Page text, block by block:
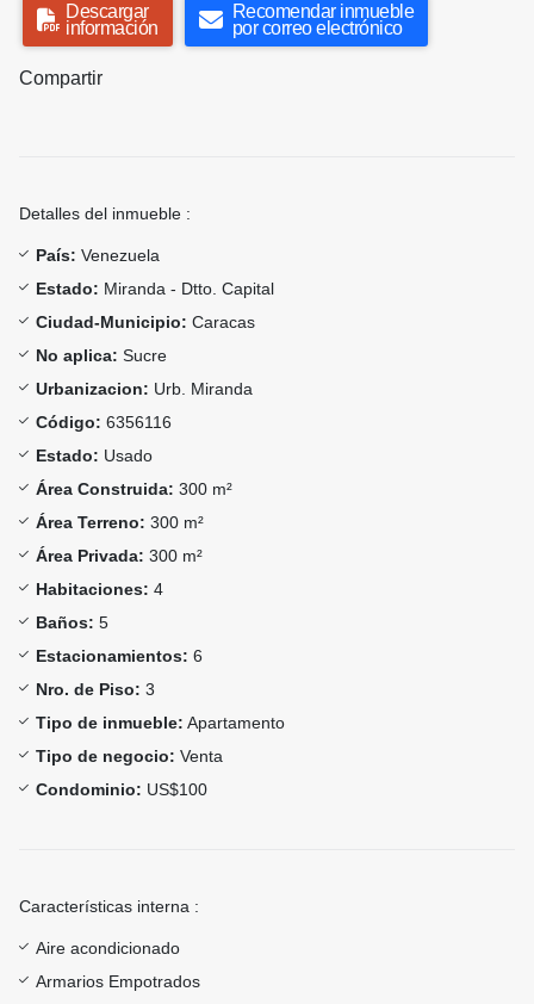
Descargar
información
Recomendar inmueble
por correo electrónico
Compartir
Detalles del inmueble :
País: Venezuela
Estado: Miranda - Dtto. Capital
Ciudad-Municipio: Caracas
No aplica: Sucre
Urbanizacion: Urb. Miranda
Código: 6356116
Estado: Usado
Área Construida: 300 m²
Área Terreno: 300 m²
Área Privada: 300 m²
Habitaciones: 4
Baños: 5
Estacionamientos: 6
Nro. de Piso: 3
Tipo de inmueble: Apartamento
Tipo de negocio: Venta
Condominio: US$100
Características interna :
Aire acondicionado
Armarios Empotrados